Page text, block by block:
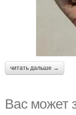
читать дальше →
Вас может